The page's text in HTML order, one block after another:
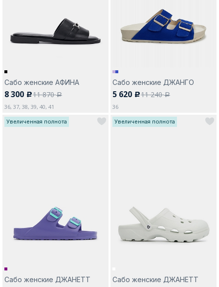
Сабо женские АФИНА
8 300 c11 870a
36, 37, 38, 39, 40, 41
Сабо женские ДЖАНГО
5 620 c11 240a
36
Увеличенная полнота
Сабо женские ДЖАНЕТТ
Увеличенная полнота
Сабо женские ДЖАНЕТТ